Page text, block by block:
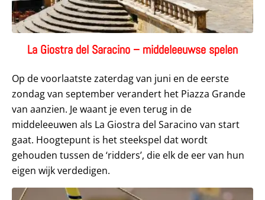
La Giostra del Saracino – middeleeuwse spelen
Op de voorlaatste zaterdag van juni en de eerste
zondag van september verandert het Piazza Grande
van aanzien. Je waant je even terug in de
middeleeuwen als La Giostra del Saracino van start
gaat. Hoogtepunt is het steekspel dat wordt
gehouden tussen de ‘ridders’, die elk de eer van hun
eigen wijk verdedigen.